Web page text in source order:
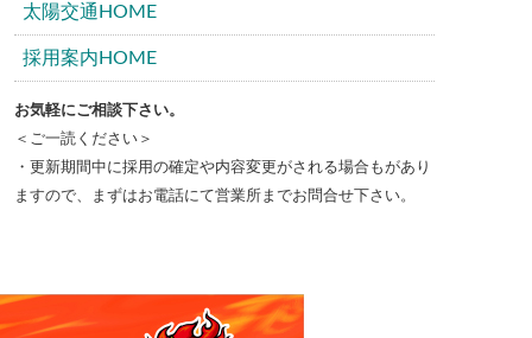
太陽交通HOME
採用案内HOME
お気軽にご相談下さい。
＜ご一読ください＞
・更新期間中に採用の確定や内容変更がされる場合もがあり
ますので、まずはお電話にて営業所までお問合せ下さい。